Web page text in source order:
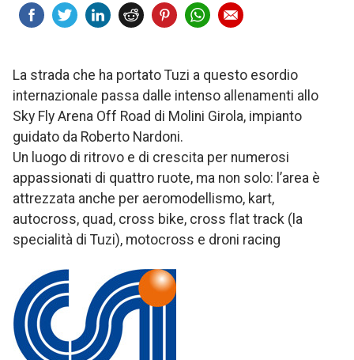
La strada che ha portato Tuzi a questo esordio
internazionale passa dalle intenso allenamenti allo
Sky Fly Arena Off Road di Molini Girola, impianto
guidato da Roberto Nardoni.
Un luogo di ritrovo e di crescita per numerosi
appassionati di quattro ruote, ma non solo: l’area è
attrezzata anche per aeromodellismo, kart,
autocross, quad, cross bike, cross flat track (la
specialità di Tuzi), motocross e droni racing